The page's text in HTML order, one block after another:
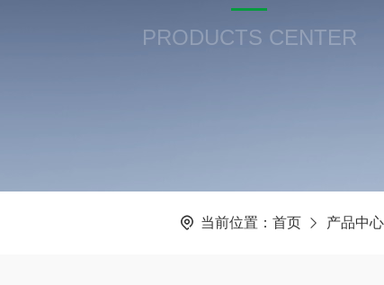
PRODUCTS CENTER
当前位置： 首页 产品中心